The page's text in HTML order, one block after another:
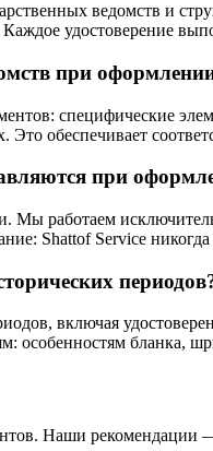
ведомств и
удостоверение
при
специфические
обеспечивает
при
работаем
Shattof Service
включая
особенностям бланка,
Наши